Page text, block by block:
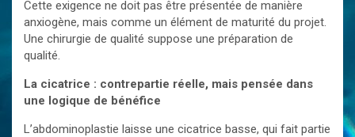
Cette exigence ne doit pas être présentée de manière
anxiogène, mais comme un élément de maturité du projet.
Une chirurgie de qualité suppose une préparation de
qualité.
La cicatrice : contrepartie réelle, mais pensée dans
une logique de bénéfice
L’abdominoplastie laisse une cicatrice basse, qui fait partie